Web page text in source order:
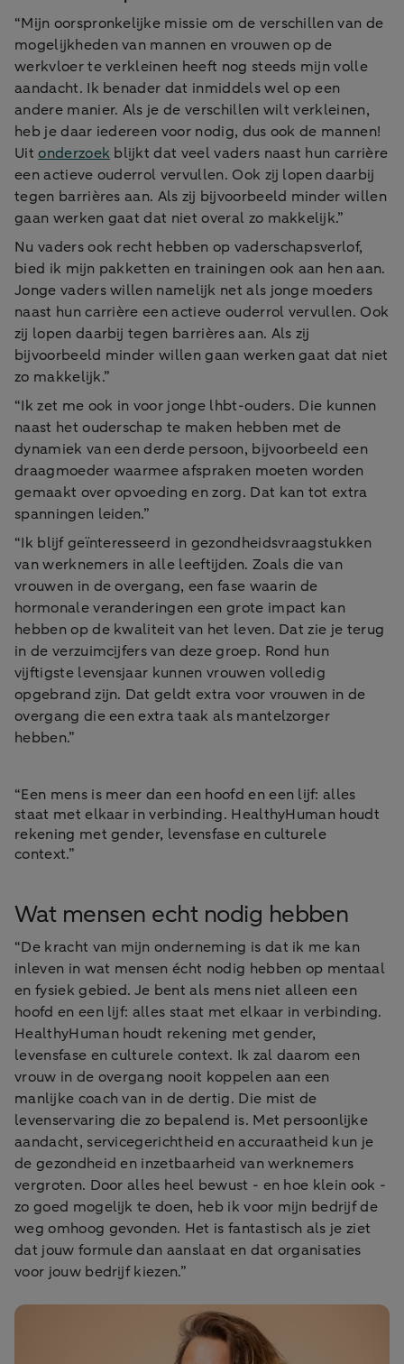
“Mijn oorspronkelijke missie om de verschillen van de
mogelijkheden van mannen en vrouwen op de
werkvloer te verkleinen heeft nog steeds mijn volle
aandacht. Ik benader dat inmiddels wel op een
andere manier. Als je de verschillen wilt verkleinen,
heb je daar iedereen voor nodig, dus ook de mannen!
Uitonderzoek blijkt dat veel vaders naast hun carrière
een actieve ouderrol vervullen. Ook zij lopen daarbij
tegen barrières aan. Als zij bijvoorbeeld minder willen
gaan werken gaat dat niet overal zo makkelijk.”
Nu vaders ook recht hebben op vaderschapsverlof,
bied ik mijn pakketten en trainingen ook aan hen aan.
Jonge vaders willen namelijk net als jonge moeders
naast hun carrière een actieve ouderrol vervullen. Ook
zij lopen daarbij tegen barrières aan. Als zij
bijvoorbeeld minder willen gaan werken gaat dat niet
zo makkelijk.”
“Ik zet me ook in voor jonge lhbt-ouders. Die kunnen
naast het ouderschap te maken hebben met de
dynamiek van een derde persoon, bijvoorbeeld een
draagmoeder waarmee afspraken moeten worden
gemaakt over opvoeding en zorg. Dat kan tot extra
spanningen leiden.”
“Ik blijf geïnteresseerd in gezondheidsvraagstukken
van werknemers in alle leeftijden. Zoals die van
vrouwen in de overgang, een fase waarin de
hormonale veranderingen een grote impact kan
hebben op de kwaliteit van het leven. Dat zie je terug
in de verzuimcijfers van deze groep. Rond hun
vijftigste levensjaar kunnen vrouwen volledig
opgebrand zijn. Dat geldt extra voor vrouwen in de
overgang die een extra taak als mantelzorger
hebben.”
“Een mens is meer dan een hoofd en een lijf: alles
staat met elkaar in verbinding. HealthyHuman houdt
rekening met gender, levensfase en culturele
context.”
Wat mensen echt nodig hebben
“De kracht van mijn onderneming is dat ik me kan
inleven in wat mensen écht nodig hebben op mentaal
en fysiek gebied. Je bent als mens niet alleen een
hoofd en een lijf: alles staat met elkaar in verbinding.
HealthyHuman houdt rekening met gender,
levensfase en culturele context. Ik zal daarom een
vrouw in de overgang nooit koppelen aan een
manlijke coach van in de dertig. Die mist de
levenservaring die zo bepalend is. Met persoonlijke
aandacht, servicegerichtheid en accuraatheid kun je
de gezondheid en inzetbaarheid van werknemers
vergroten. Door alles heel bewust - en hoe klein ook -
zo goed mogelijk te doen, heb ik voor mijn bedrijf de
weg omhoog gevonden. Het is fantastisch als je ziet
dat jouw formule dan aanslaat en dat organisaties
voor jouw bedrijf kiezen.”